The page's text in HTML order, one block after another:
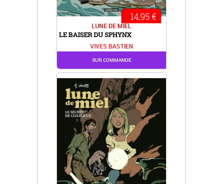
LUNE DE MIEL
LE BAISER DU SPHYNX
VIVES BASTIEN
14,95 €
SUR COMMANDE